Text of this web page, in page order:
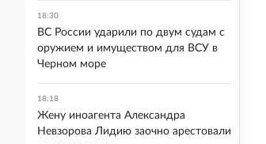
18:30
ВС России ударили по двум судам с
оружием и имуществом для ВСУ в
Черном море
18:18
Жену иноагента Александра
Невзорова Лидию заочно арестовали